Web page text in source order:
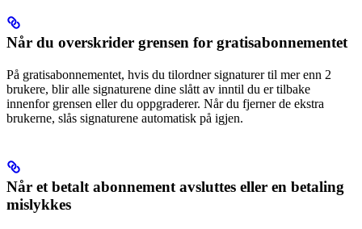
Når du overskrider grensen for gratisabonnementet
På gratisabonnementet, hvis du tilordner signaturer til mer enn 2
brukere, blir alle signaturene dine slått av inntil du er tilbake
innenfor grensen eller du oppgraderer. Når du fjerner de ekstra
brukerne, slås signaturene automatisk på igjen.
Når et betalt abonnement avsluttes eller en betaling
mislykkes